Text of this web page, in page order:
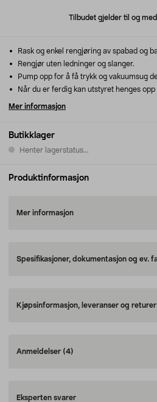
Tilbudet gjelder til og med
Butikklager
Henter lagerstatus...
Rask og enkel rengjøring av spabad og
Rengjør uten ledninger og slanger.
Pump opp for å få trykk og vakuumsug
Når du er ferdig kan utstyret henges opp
Mer informasjon
Produktinformasjon
Mer informasjon
Spesifikasjoner, dokumentasjon og ev.
Kjøpsinformasjon, leveranser og returer
Anmeldelser (4)
Eksperten svarer